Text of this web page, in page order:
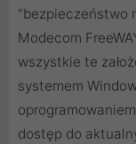
"bezpieczeństwo
Modecom
wszystkie te
systemem
dostęp do